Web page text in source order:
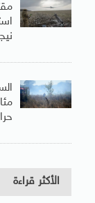
الأكثر قراءة